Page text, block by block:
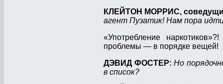
КЛЕЙТОН МОРРИС,
агент Пузатик! Нам пора
«Употребление
проблемы — в порядке вещей!
ДЭВИД ФОСТЕР:Но
в список?